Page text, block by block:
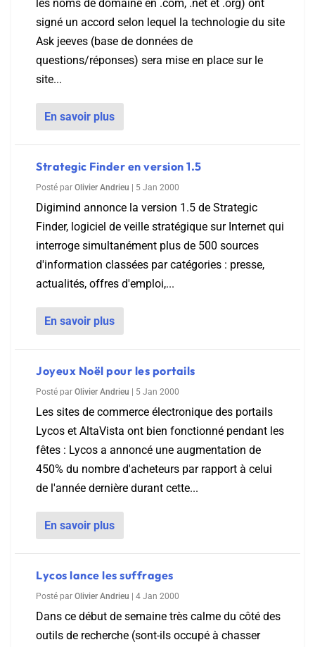
les noms de domaine en .com, .net et .org) ont
signé un accord selon lequel la technologie du site
Ask jeeves (base de données de
questions/réponses) sera mise en place sur le
site...
En savoir plus
Strategic Finder en version 1.5
Posté par Olivier Andrieu 5 Jan 2000
Digimind annonce la version 1.5 de Strategic
Finder, logiciel de veille stratégique sur Internet qui
interroge simultanément plus de 500 sources
d'information classées par catégories : presse,
actualités, offres d'emploi,...
En savoir plus
Joyeux Noël pour les portails
Posté par Olivier Andrieu 5 Jan 2000
Les sites de commerce électronique des portails
Lycos et AltaVista ont bien fonctionné pendant les
fêtes : Lycos a annoncé une augmentation de
450% du nombre d'acheteurs par rapport à celui
de l'année dernière durant cette...
En savoir plus
Lycos lance les suffrages
Posté par Olivier Andrieu 4 Jan 2000
Dans ce début de semaine très calme du côté des
outils de recherche (sont-ils occupé à chasser